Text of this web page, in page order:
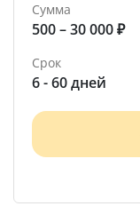
Сумма
500 – 30 000 ₽
Срок
6 - 60 дней